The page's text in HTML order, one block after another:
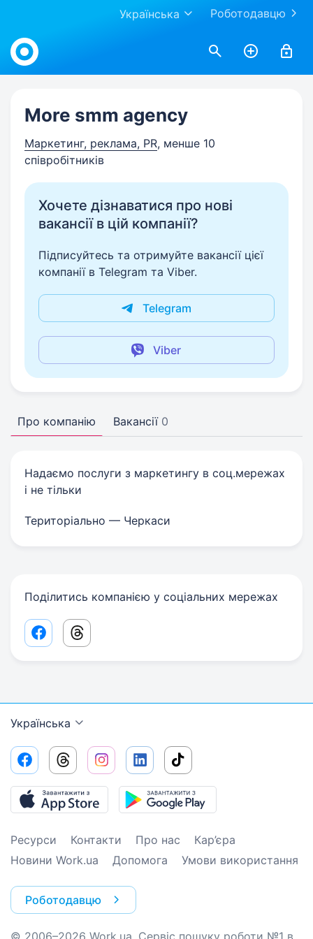
Роботодавцю
Українська
Work.ua
More smm agency
Маркетинг, реклама, PR, менше 10
співробітників
Хочете дізнаватися про нові
вакансії в цій компанії?
Підписуйтесь та отримуйте вакансії цієї
компанії в Telegram та Viber.
Telegram
Viber
Про компанію Вакансії 0
Надаємо послуги з маркетингу в соц.мережах
і не тільки
Територіально — Черкаси
Поділитись компанією у соціальних мережах
Facebook share link
Threads share link
Українська
Ресурси Контакти Про нас
Кар’єра
Новини Work.ua
Допомога Умови використання
Роботодавцю
© 2006–2026 Work.ua. Сервіс пошуку роботи №1 в